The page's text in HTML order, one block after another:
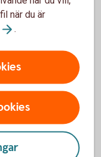
upp det?
när du är
.